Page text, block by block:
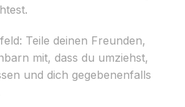
Teile deinen Freunden,
mit, dass du umziehst,
und dich gegebenenfalls